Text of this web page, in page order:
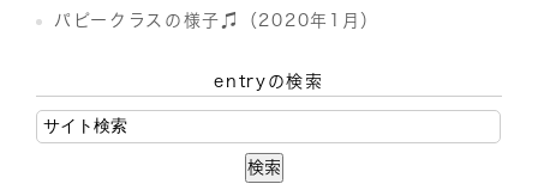
パピークラスの様子♫（2020年1月）
entryの検索